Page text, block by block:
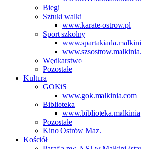
Biegi
Sztuki walki
www.karate-ostrow.pl
Sport szkolny
Wędkarstwo
Pozostałe
Kultura
GOKiS
www.gok.malkinia.com
Biblioteka
Pozostałe
Kino Ostrów Maz.
Kościół